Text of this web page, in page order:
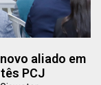
aliado em
PCJ